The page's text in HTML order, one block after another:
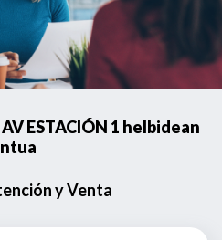
ESTACIÓN 1 helbidean
y Venta